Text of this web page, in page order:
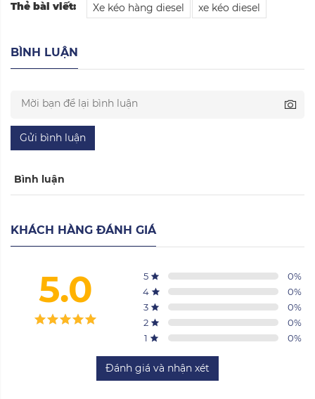
Thẻ bài viết: Xe kéo hàng diesel xe kéo diesel
BÌNH LUẬN
Gửi bình luận
Bình luận
KHÁCH HÀNG ĐÁNH GIÁ
5.0 5 0%
4
0%
3
0%
2
0%
1
0%
Đánh giá và nhận xét